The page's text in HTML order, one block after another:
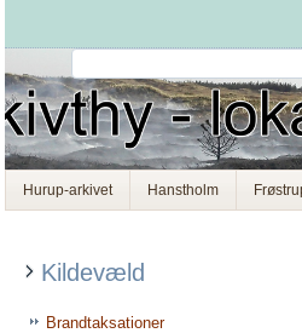
Hurup-arkivet Hanstholm
Kildevæld
Brandtaksationer